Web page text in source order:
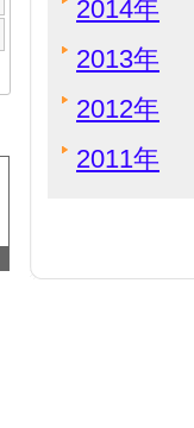
2014年
2013年
2012年
2011年